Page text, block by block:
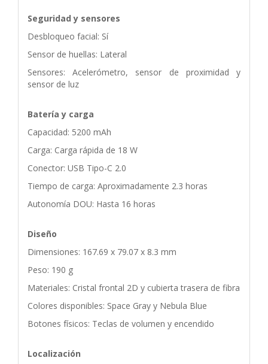
Seguridad y sensores
Desbloqueo facial: Sí
Sensor de huellas: Lateral
Sensores: Acelerómetro, sensor de proximidad y
sensor de luz
Batería y carga
Capacidad: 5200 mAh
Carga: Carga rápida de 18 W
Conector: USB Tipo-C 2.0
Tiempo de carga: Aproximadamente 2.3 horas
Autonomía DOU: Hasta 16 horas
Diseño
Dimensiones: 167.69 x 79.07 x 8.3 mm
Peso: 190 g
Materiales: Cristal frontal 2D y cubierta trasera de fibra
Colores disponibles: Space Gray y Nebula Blue
Botones físicos: Teclas de volumen y encendido
Localización